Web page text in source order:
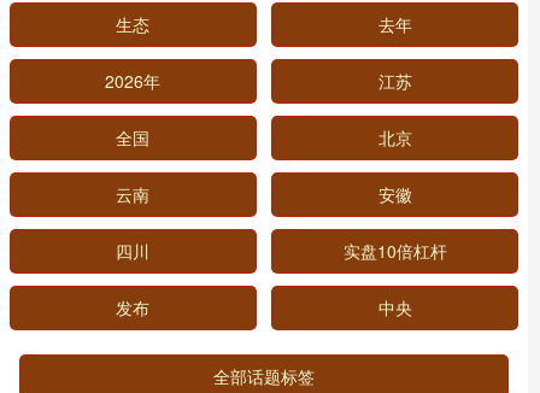
生态 去年
2026年 江苏
全国 北京
云南 安徽
四川 实盘10倍杠杆
发布 中央
全部话题标签